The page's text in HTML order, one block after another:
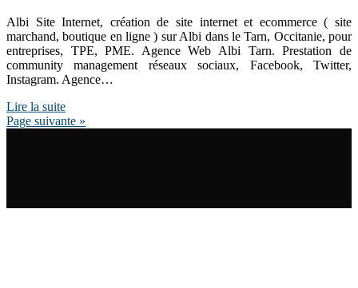
Albi Site Internet, création de site internet et ecommerce ( site
marchand, boutique en ligne ) sur Albi dans le Tarn, Occitanie, pour
entreprises, TPE, PME. Agence Web Albi Tarn. Prestation de
community management réseaux sociaux, Facebook, Twitter,
Instagram. Agence…
Lire la suite
Page suivante »